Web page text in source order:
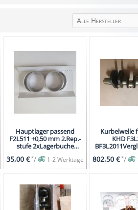
Alle Hersteller
Hauptlager passend
F2L511 +0,50 mm 2.Rep.-
stufe 2xLagerbuche
35,00 €*/ 1-2 Werktage
Kurbelwelle
KHD
802,50 €*/